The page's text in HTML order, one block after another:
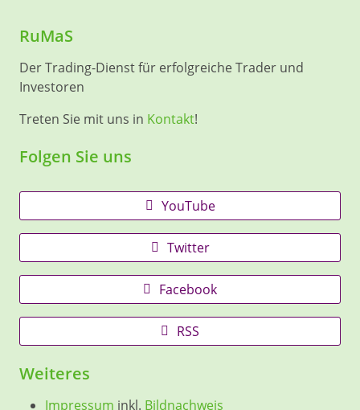
RuMaS
Der Trading-Dienst für erfolgreiche Trader und
Investoren
Treten Sie mit uns in Kontakt!
Folgen Sie uns
YouTube
Twitter
Facebook
RSS
Weiteres
Impressum inkl. Bildnachweis